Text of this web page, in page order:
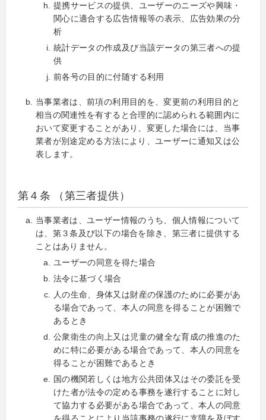
提携サービスの提供、ユーザーのニーズや興味・
関心に適合する広告情報等の表示、広告効果の分
析
統計データの作成及び当該データの第三者への提
供
前各号の目的に付随する利用
当事業者は、前項の利用目的を、変更前の利用目的と
相当の関連性を有すると合理的に認められる範囲内に
おいて変更することがあり、変更した場合には、当事
業者が別途定める方法により、ユーザーに通知又は公
表します。
第４条 （第三者提供）
当事業者は、ユーザー情報のうち、個人情報について
は、第３条及び以下の場合を除き、第三者に提供する
ことはありません。
ユーザーの同意を得た場合
法令に基づく場合
人の生命、身体又は財産の保護のために必要があ
る場合であって、本人の同意を得ることが困難で
あるとき
公衆衛生の向上又は児童の健全な育成の推進のた
めに特に必要がある場合であって、本人の同意を
得ることが困難であるとき
国の機関若しくは地方公共団体又はその委託を受
けた者が法令の定める事務を遂行することに対し
て協力する必要がある場合であって、本人の同意